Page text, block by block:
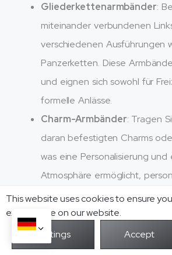
Gliederkettenarmbänder:
miteinander verbundenen
verschiedenen Ausführungen
Panzerketten. Diese
und eignen sich sowohl für
formelle Anlässe.
Charm-Armbänder: Tragen
daran befestigten Charms
was eine Personalisierung und
Atmosphäre ermöglicht,
Ästhetik.
ID-Armbänder
Klassische ID-Armbänder:
This website uses cookies to ensure
exprerience on our website.